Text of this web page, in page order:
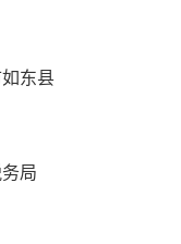
东县
局